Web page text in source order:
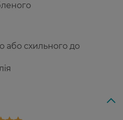
або схильного до